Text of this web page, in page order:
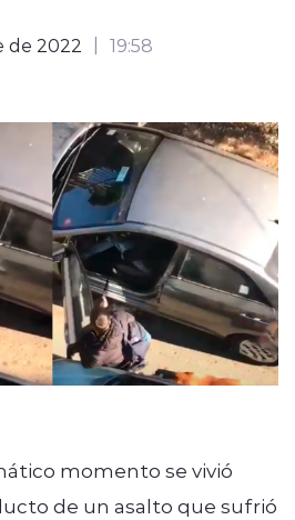
de 2022 19:58
momento se vivió
de un asalto que sufrió